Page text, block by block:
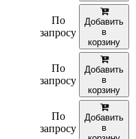
По
запросу
Добавить
в
корзину
По
запросу
Добавить
в
корзину
По
запросу
Добавить
в